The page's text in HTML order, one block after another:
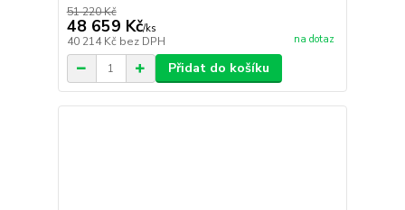
51 220 Kč
48 659 Kč/ks
40 214 Kč bez DPH na dotaz
Přidat do košíku